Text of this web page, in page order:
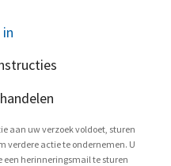
aan uw verzoek voldoet, sturen
verdere actie te ondernemen. U
een herinneringsmail te sturen